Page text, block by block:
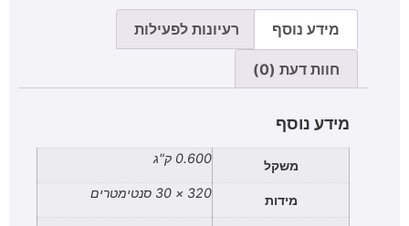
מידע נוסף רעיונות לפעילות
חוות דעת (0)
מידע נוסף
משקל 0.600 ק"ג
מידות 320 × 30 סנטימטרים